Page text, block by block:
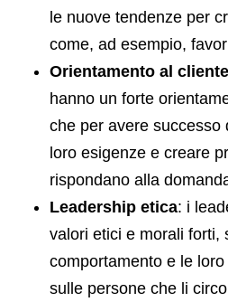
le nuove tendenze per
come, ad esempio,
Orientamento al cliente
hanno un forte
che per avere successo
loro esigenze e creare
rispondano alla
Leadership etica: i
valori etici e morali forti,
comportamento e le
sulle persone che li